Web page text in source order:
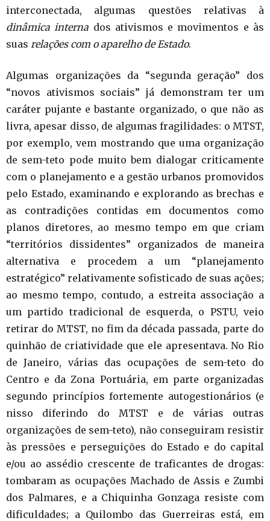
interconectada, algumas questões relativas à
dinâmica interna dos ativismos e movimentos e às
suas relações com o aparelho de Estado.
Algumas organizações da “segunda geração” dos
“novos ativismos sociais” já demonstram ter um
caráter pujante e bastante organizado, o que não as
livra, apesar disso, de algumas fragilidades: o MTST,
por exemplo, vem mostrando que uma organização
de sem-teto pode muito bem dialogar criticamente
com o planejamento e a gestão urbanos promovidos
pelo Estado, examinando e explorando as brechas e
as contradições contidas em documentos como
planos diretores, ao mesmo tempo em que criam
“territórios dissidentes” organizados de maneira
alternativa e procedem a um “planejamento
estratégico” relativamente sofisticado de suas ações;
ao mesmo tempo, contudo, a estreita associação a
um partido tradicional de esquerda, o PSTU, veio
retirar do MTST, no fim da década passada, parte do
quinhão de criatividade que ele apresentava. No Rio
de Janeiro, várias das ocupações de sem-teto do
Centro e da Zona Portuária, em parte organizadas
segundo princípios fortemente autogestionários (e
nisso diferindo do MTST e de várias outras
organizações de sem-teto), não conseguiram resistir
às pressões e perseguições do Estado e do capital
e/ou ao assédio crescente de traficantes de drogas:
tombaram as ocupações Machado de Assis e Zumbi
dos Palmares, e a Chiquinha Gonzaga resiste com
dificuldades; a Quilombo das Guerreiras está, em